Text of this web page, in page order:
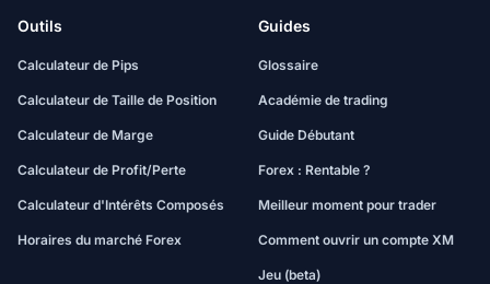
Outils
Calculateur de Pips
Calculateur de Taille de Position
Calculateur de Marge
Calculateur de Profit/Perte
Calculateur d'Intérêts Composés
Horaires du marché Forex
Guides
Glossaire
Académie de trading
Guide Débutant
Forex : Rentable ?
Meilleur moment pour trader
Comment ouvrir un compte XM
Jeu (beta)